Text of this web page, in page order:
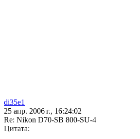
di35e1
25 апр. 2006 г., 16:24:02
Re: Nikon D70-SB 800-SU-4
Цитата: